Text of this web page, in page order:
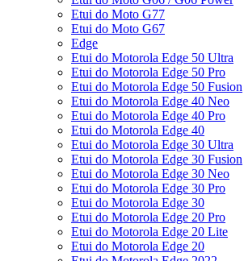
Etui do Moto G77
Etui do Moto G67
Edge
Etui do Motorola Edge 50 Ultra
Etui do Motorola Edge 50 Pro
Etui do Motorola Edge 50 Fusion
Etui do Motorola Edge 40 Neo
Etui do Motorola Edge 40 Pro
Etui do Motorola Edge 40
Etui do Motorola Edge 30 Ultra
Etui do Motorola Edge 30 Fusion
Etui do Motorola Edge 30 Neo
Etui do Motorola Edge 30 Pro
Etui do Motorola Edge 30
Etui do Motorola Edge 20 Pro
Etui do Motorola Edge 20 Lite
Etui do Motorola Edge 20